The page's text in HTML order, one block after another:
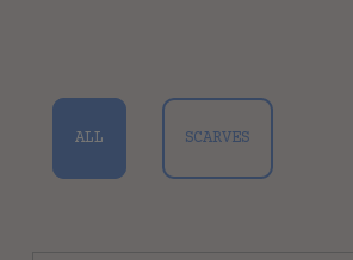
ALL SCARVES